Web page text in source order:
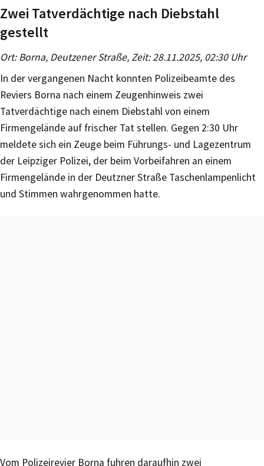
Zwei Tatverdächtige nach Diebstahl
gestellt
Ort: Borna, Deutzener Straße, Zeit: 28.11.2025, 02:30 Uhr
In der vergangenen Nacht konnten Polizeibeamte des
Reviers Borna nach einem Zeugenhinweis zwei
Tatverdächtige nach einem Diebstahl von einem
Firmengelände auf frischer Tat stellen. Gegen 2:30 Uhr
meldete sich ein Zeuge beim Führungs- und Lagezentrum
der Leipziger Polizei, der beim Vorbeifahren an einem
Firmengelände in der Deutzner Straße Taschenlampenlicht
und Stimmen wahrgenommen hatte.
Vom Polizeirevier Borna fuhren daraufhin zwei